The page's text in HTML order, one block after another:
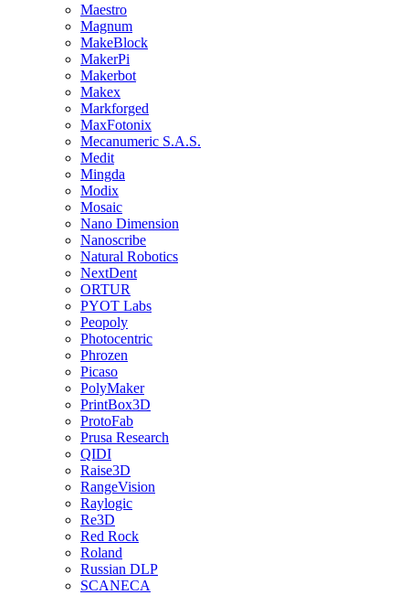
Maestro
Magnum
MakeBlock
MakerPi
Makerbot
Makex
Markforged
MaxFotonix
Mecanumeric S.A.S.
Medit
Mingda
Modix
Mosaic
Nano Dimension
Nanoscribe
Natural Robotics
NextDent
ORTUR
PYOT Labs
Peopoly
Photocentric
Phrozen
Picaso
PolyMaker
PrintBox3D
ProtoFab
Prusa Research
QIDI
Raise3D
RangeVision
Raylogic
Re3D
Red Rock
Roland
Russian DLP
SCANECA